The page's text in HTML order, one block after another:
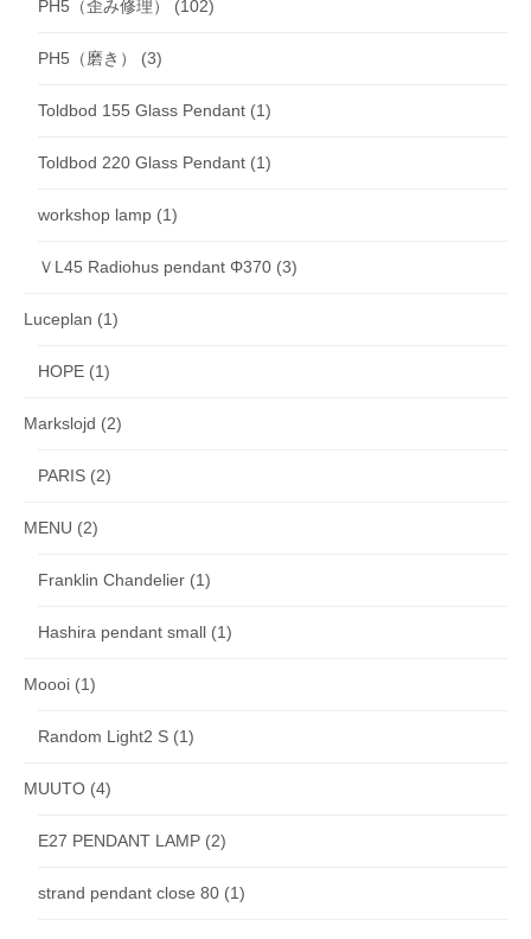
PH5（歪み修理） (102)
PH5（磨き） (3)
Toldbod 155 Glass Pendant (1)
Toldbod 220 Glass Pendant (1)
workshop lamp (1)
ＶL45 Radiohus pendant Φ370 (3)
Luceplan (1)
HOPE (1)
Markslojd (2)
PARIS (2)
MENU (2)
Franklin Chandelier (1)
Hashira pendant small (1)
Moooi (1)
Random Light2 S (1)
MUUTO (4)
E27 PENDANT LAMP (2)
strand pendant close 80 (1)